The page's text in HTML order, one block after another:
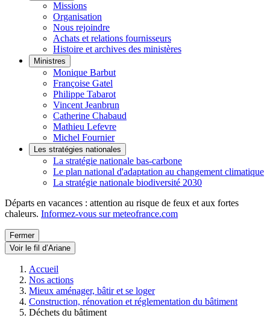
Missions
Organisation
Nous rejoindre
Achats et relations fournisseurs
Histoire et archives des ministères
Ministres
Monique Barbut
Françoise Gatel
Philippe Tabarot
Vincent Jeanbrun
Catherine Chabaud
Mathieu Lefevre
Michel Fournier
Les stratégies nationales
La stratégie nationale bas-carbone
Le plan national d'adaptation au changement climatique
La stratégie nationale biodiversité 2030
Départs en vacances : attention au risque de feux et aux fortes
chaleurs. Informez-vous sur meteofrance.com
Fermer
Voir le fil d’Ariane
Accueil
Nos actions
Mieux aménager, bâtir et se loger
Construction, rénovation et réglementation du bâtiment
Déchets du bâtiment